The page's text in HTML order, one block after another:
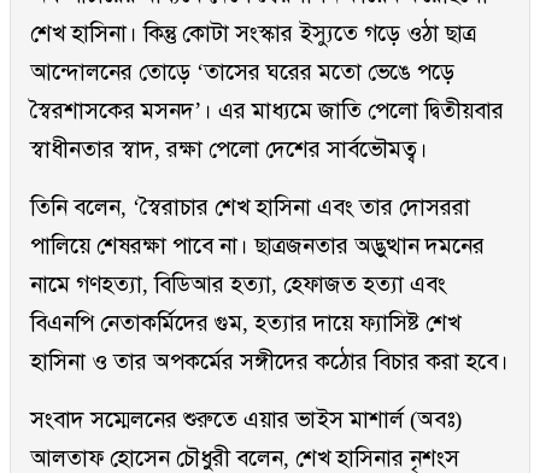
শেখ হাসিনা। কিন্তু কোটা সংস্কার ইস্যুতে গড়ে ওঠা ছাত্র
আন্দোলনের তোড়ে ‘তাসের ঘরের মতো ভেঙে পড়ে
স্বৈরশাসকের মসনদ’। এর মাধ্যমে জাতি পেলো দ্বিতীয়বার
স্বাধীনতার স্বাদ, রক্ষা পেলো দেশের সার্বভৌমত্ব।
তিনি বলেন, ‘স্বৈরাচার শেখ হাসিনা এবং তার দোসররা
পালিয়ে শেষরক্ষা পাবে না। ছাত্রজনতার অদ্ভুত্থান দমনের
নামে গণহত্যা, বিডিআর হত্যা, হেফাজত হত্যা এবং
বিএনপি নেতাকর্মিদের গুম, হত্যার দায়ে ফ্যাসিষ্ট শেখ
হাসিনা ও তার অপকর্মের সঙ্গীদের কঠোর বিচার করা হবে।
সংবাদ সম্মেলনের শুরুতে এয়ার ভাইস মাশার্ল (অবঃ)
আলতাফ হোসেন চৌধুরী বলেন, শেখ হাসিনার নৃশংস